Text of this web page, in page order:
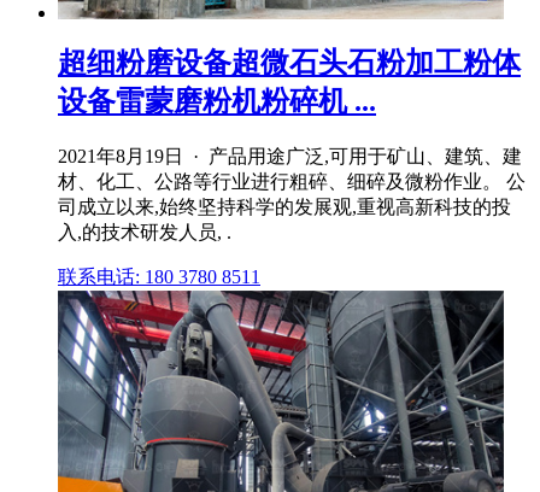
超细粉磨设备超微石头石粉加工粉体
设备雷蒙磨粉机粉碎机 ...
2021年8月19日 · 产品用途广泛,可用于矿山、建筑、建
材、化工、公路等行业进行粗碎、细碎及微粉作业。 公
司成立以来,始终坚持科学的发展观,重视高新科技的投
入,的技术研发人员, .
联系电话: 180 3780 8511